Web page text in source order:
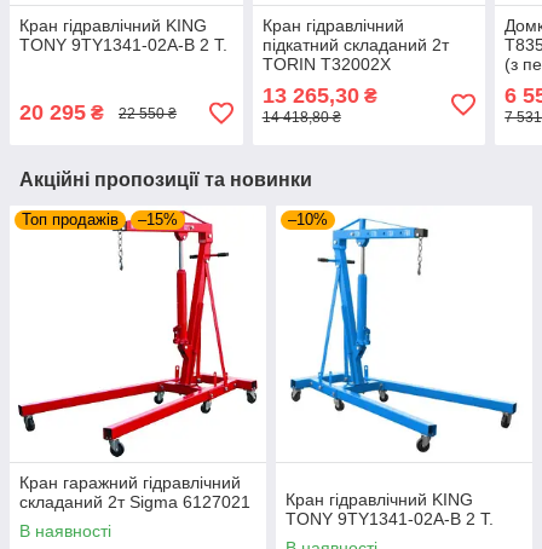
Кран гідравлічний KING
TONY 9TY1341-02A-B 2 Т.
20 295 ₴ 22 550 ₴
Кран гідравлічний
підкатний складаний 2т
TORIN T32002X
13 265,30₴
14 418,80 ₴
(з
6
7
Акційні пропозиції та новинки
Топ продажів –15%
Кран гаражний гідравлічний
складаний 2т Sigma 6127021
В наявності
–10%
Кран гідравлічний KING
TONY 9TY1341-02A-B 2 Т.